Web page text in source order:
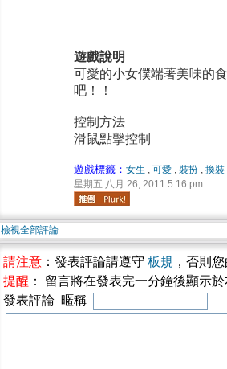
遊戲說明
可愛的小女僕端著美味的
吧！！
控制方法
滑鼠點擊控制
遊戲標籤： 女生 , 可愛 , 裝扮 , 換裝
星期五 八月 26, 2011 5:16 pm
檢視全部評論
請注意 ：發表評論請遵守 板規 ，否則
提醒 ： 留言將在發表完一分鐘後顯示
發表評論 暱稱